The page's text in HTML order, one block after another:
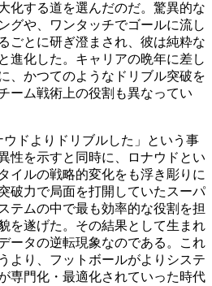
化する道を選んだのだ。驚異的な
グや、ワンタッチでゴールに流し
ごとに研ぎ澄まされ、彼は純粋な
進化した。キャリアの晩年に差し
、かつてのようなドリブル突破を
ーム戦術上の役割も異なってい
ドよりドリブルした」という事
性を示すと同時に、ロナウドとい
イルの戦略的変化をも浮き彫りに
破力で局面を打開していたスーパ
テムの中で最も効率的な役割を担
を遂げた。その結果として生まれ
ータの逆転現象なのである。これ
より、フットボールがよりシステ
専門化・最適化されていった時代